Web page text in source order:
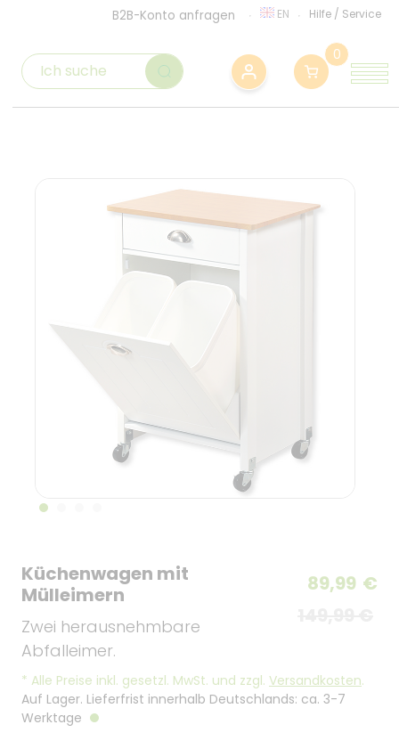
B2B-Konto anfragen EN Hilfe / Service
0
Küchenwagen mit
Mülleimern
Zwei herausnehmbare
Abfalleimer.
89,99 €
* Alle Preise inkl. gesetzl. MwSt. und zzgl. Versandkosten.
Auf Lager. Lieferfrist innerhalb Deutschlands: ca. 3-7
Werktage